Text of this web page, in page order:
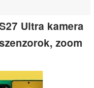
Ultra kamera
zoom